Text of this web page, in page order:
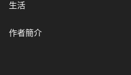
生活
作者簡介